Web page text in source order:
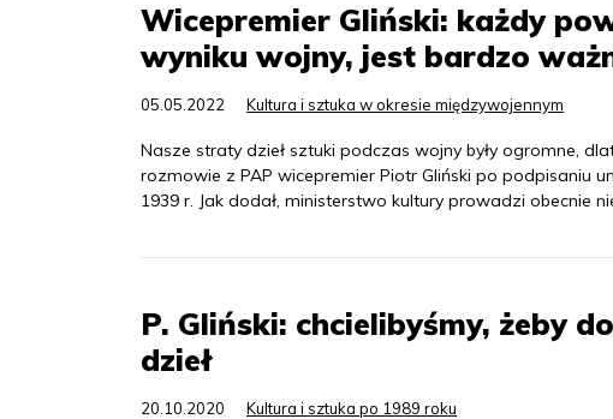
Wicepremier Gliński: każdy
wyniku wojny, jest bardzo
05.05.2022 Kultura i sztuka w okresie międzywojennym
Nasze straty dzieł sztuki podczas wojny były ogromne,
rozmowie z PAP wicepremier Piotr Gliński po podpisaniu
1939 r. Jak dodał, ministerstwo kultury prowadzi obecnie
P. Gliński: chcielibyśmy, żeby
dzieł
20.10.2020 Kultura i sztuka po 1989 roku